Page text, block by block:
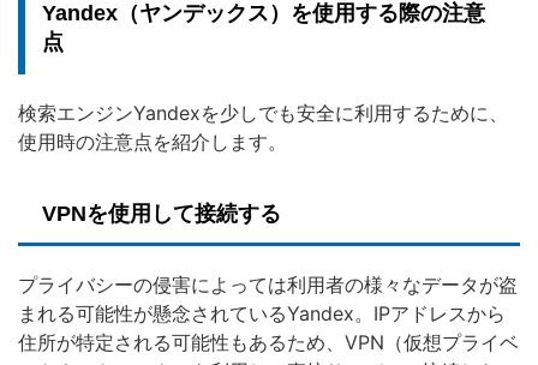
Yandex（ヤンデックス）を使用する際の注意
点
検索エンジンYandexを少しでも安全に利用するために、
使用時の注意点を紹介します。
VPNを使用して接続する
プライバシーの侵害によっては利用者の様々なデータが盗
まれる可能性が懸念されているYandex。IPアドレスから
住所が特定される可能性もあるため、VPN（仮想プライベ